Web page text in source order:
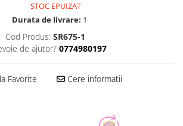
STOC EPUIZAT
Durata de livrare: 1
Cod Produs: SR675-1
de ajutor? 0774980197
Favorite Cere informatii